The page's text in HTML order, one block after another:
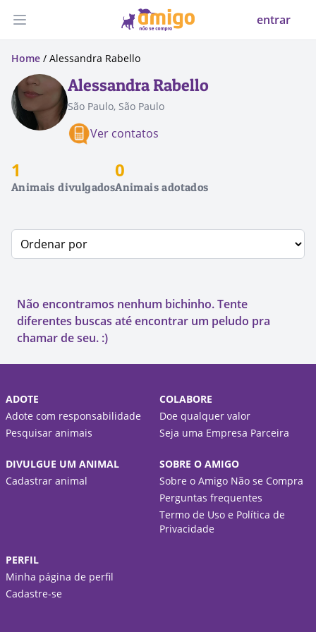
Abrir menu entrar
Home / Alessandra Rabello
Alessandra Rabello
São Paulo, São Paulo
Ver contatos
Animais divulgados
1
Animais adotados
0
Não encontramos nenhum bichinho. Tente
diferentes buscas até encontrar um peludo pra
chamar de seu. :)
ADOTE
Adote com responsabilidade
Pesquisar animais
COLABORE
Doe qualquer valor
Seja uma Empresa Parceira
DIVULGUE UM ANIMAL
Cadastrar animal
SOBRE O AMIGO
Sobre o Amigo Não se Compra
Perguntas frequentes
Termo de Uso e Política de
Privacidade
PERFIL
Minha página de perfil
Cadastre-se